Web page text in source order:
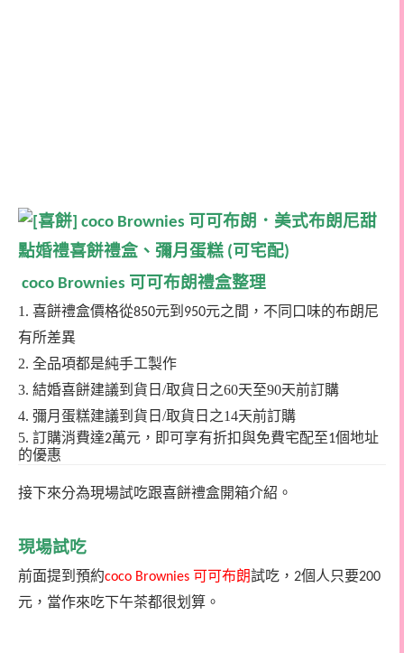
coco Brownies 可可布朗禮盒整理
1. 喜餅禮盒價格從850元到 950元之間，不同口味的布朗尼
有所差異
2. 全品項都是純手工製作
3. 結婚喜餅建議到貨日/取貨日之60天至90天前訂購
4. 彌月蛋糕建議到貨日/取貨日之14天前訂購
5. 訂購消費達2萬元，即可享有折扣與免費宅配至1個地址
的優惠
接下來分為現場試吃跟喜餅禮盒開箱介紹。
現場試吃
前面提到預約coco Brownies 可可布朗試吃， 2個人只要200
元，當作來吃下午茶都很划算。